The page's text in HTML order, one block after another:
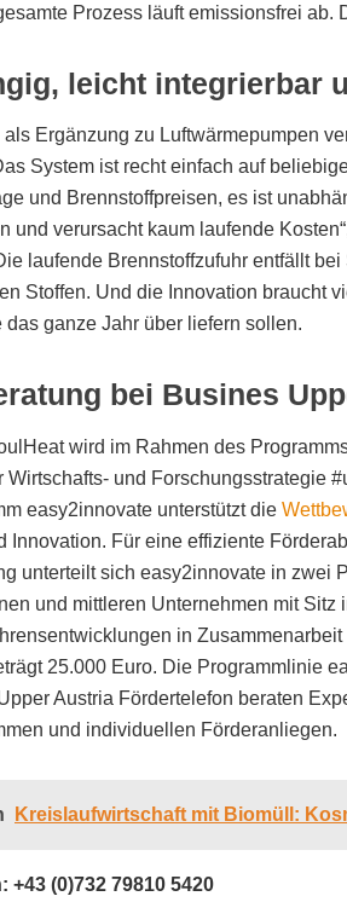
Prozess läuft emissionsfrei ab.
leicht integrierbar
Ergänzung zu Luftwärmepumpen
System ist recht einfach auf
und Brennstoffpreisen, es ist
und verursacht kaum laufende
laufende Brennstoffzufuhr entfällt
Stoffen. Und die Innovation braucht
das ganze Jahr über liefern sollen.
bei Busines
wird im Rahmen des
Wirtschafts- und Forschungsstrategie
easy2innovate unterstützt die
Innovation. Für eine effiziente
unterteilt sich easy2innovate in zwei
und mittleren Unternehmen mit
in
25.000 Euro. Die Programmlinie
Austria Fördertelefon beraten
und individuellen Förderanliegen.
Kreislaufwirtschaft mit Biomüll:
+43 (0)732 79810 5420